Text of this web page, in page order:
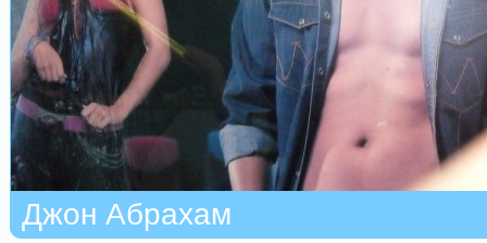
Джон Абрахам